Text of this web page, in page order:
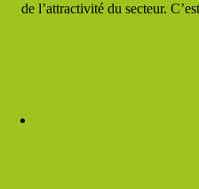
de l’attractivité du secteur.